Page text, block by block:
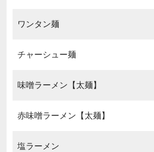
ワンタン麺
チャーシュー麺
味噌ラーメン【太麺】
赤味噌ラーメン【太麺】
塩ラーメン